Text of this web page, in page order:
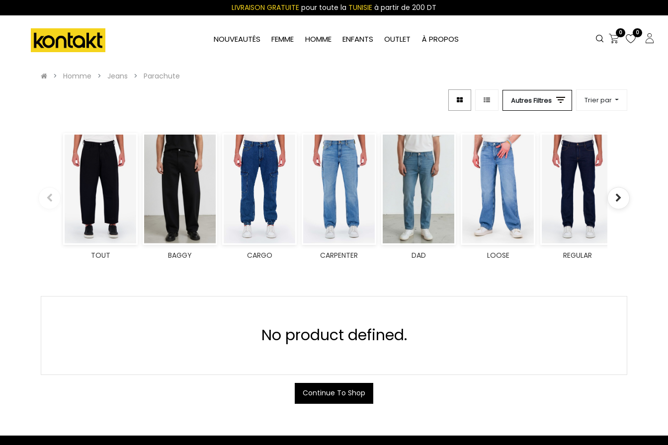
LIVRAISON GRATUITE pour toute la TUNISIE à partir de 200 DT
NOUVEAUTÉS FEMME HOMME ENFANTS OUTLET À PROPOS
0 0
Homme Jeans Parachute
Trier par
Autres Filtres
TOUT BAGGY CARGO CARPENTER DAD LOOSE REGULAR
No product defined.
Continue To Shop